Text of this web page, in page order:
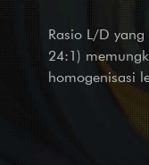
potensial, dengan
menyambut
kami yang
sifat film?
Rasio L/D
24:1)
homogenisasi